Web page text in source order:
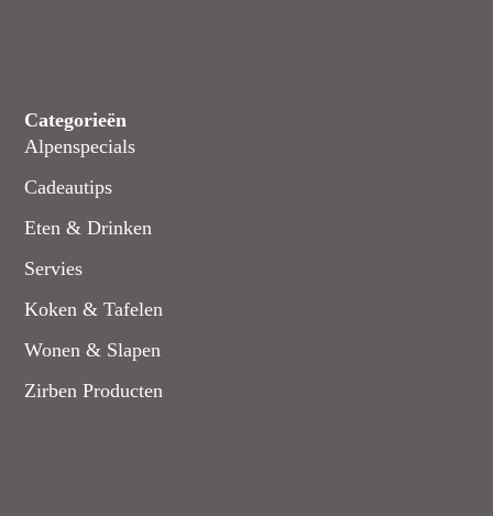
Categorieën
Alpenspecials
Cadeautips
Eten & Drinken
Servies
Koken & Tafelen
Wonen & Slapen
Zirben Producten